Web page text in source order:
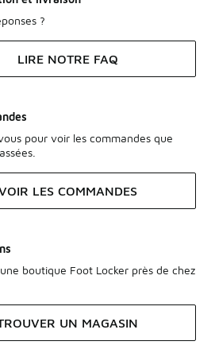
?
LIRE NOTRE FAQ
pour voir les commandes que
LES COMMANDES
boutique Foot Locker près de chez
UN MAGASIN